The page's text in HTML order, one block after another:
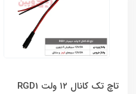
تاچ تک کانال ۱۲ ولت RGD1